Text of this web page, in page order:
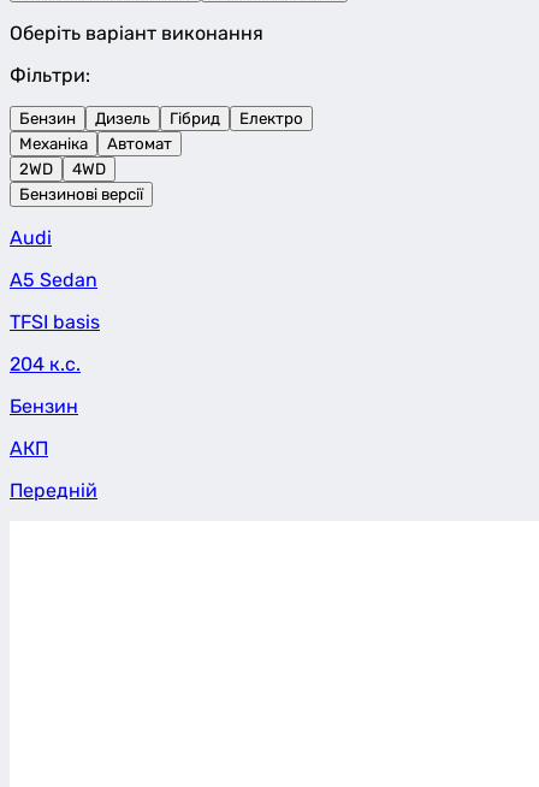
Оберіть варіант виконання
Фільтри:
Бензин Дизель Гібрид
Електро
Механіка
Автомат
2WD
4WD
Бензинові версії
Audi
A5 Sedan
TFSI basis
204 к.с.
Бензин
АКП
Передній